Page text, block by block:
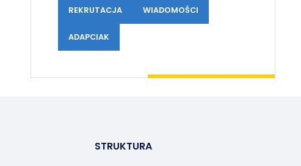
REKRUTACJA WIADOMOŚCI
ADAPCIAK
STRUKTURA